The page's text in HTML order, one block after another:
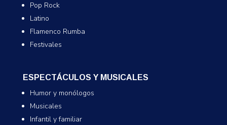
Pop Rock
Latino
Flamenco Rumba
Festivales
ESPECTÁCULOS Y MUSICALES
Humor y monólogos
Musicales
Infantil y familiar